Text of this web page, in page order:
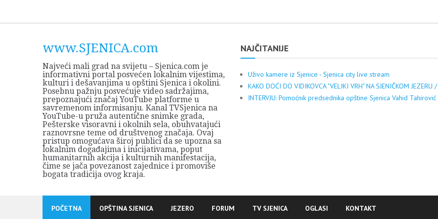
www.SJENICA.com
Najveći mali grad na svijetu – Sjenica.com je
informativni portal posvećen lokalnim vijestima,
kulturi i dešavanjima u opštini Sjenica i okolini.
Posebnu pažnju posvećuje video sadržajima,
prepoznajući značaj YouTube platforme u
savremenom informisanju. Kanal TVSjenica na
YouTube-u pruža autentične snimke grada,
Pešterske visoravni i okolnih sela, obuhvatajući
raznovrsne teme od društvenog značaja. Ovaj
pristup omogućava široj publici da se upozna sa
lokalnim događajima i inicijativama, poput
humanitarnih akcija i kulturnih manifestacija,
čime se jača povezanost zajednice i promoviše
bogata tradicija ovog kraja.
NAJČITANIJE
Uživo kamere iz Sjenice - Sjenica city live stream
KAKO DOĆI DO VIDIKOVCA "VELIKI VRH" NA SJENIČKOM
INTERVJU: Pomoćnik predsednika opštine Sjenica Vahid Tahirović
POČETNA OPŠTINA SJENICA JEZERO FORUM TV SJENICA OGLASI KONTAKT